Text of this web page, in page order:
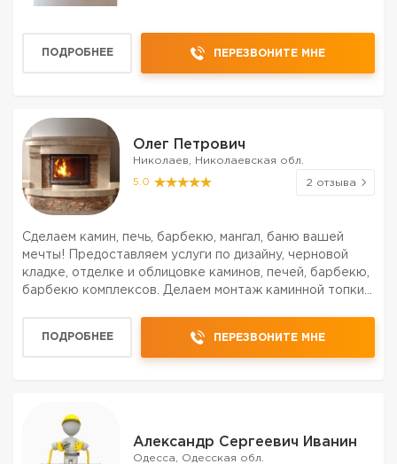
ПОДРОБНЕЕ ПЕРЕЗВОНИТЕ МНЕ
Олег Петрович
Николаев, Николаевская обл.
5.0 2 отзыва
Сделаем камин, печь, барбекю, мангал, баню вашей
мечты! Предоставляем услуги по дизайну, черновой
кладке, отделке и облицовке каминов, печей, барбекю,
барбекю комплексов. Делаем монтаж каминной топки и
че...
ПОДРОБНЕЕ ПЕРЕЗВОНИТЕ МНЕ
Александр Сергеевич Иванин
Одесса, Одесская обл.